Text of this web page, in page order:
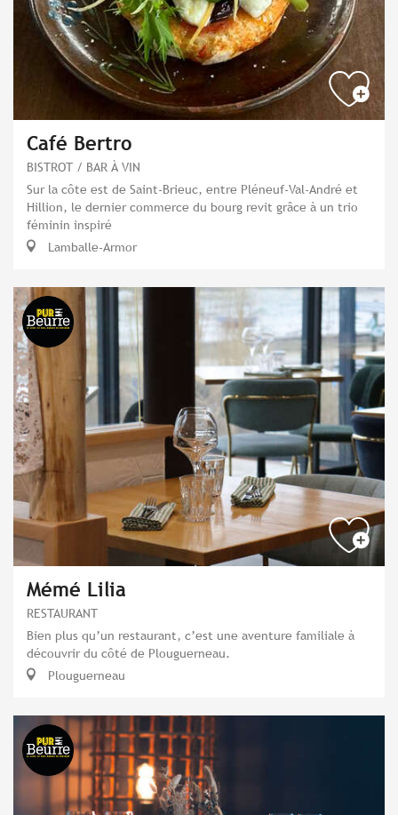
Café Bertro
BISTROT / BAR À VIN
Sur la côte est de Saint-Brieuc, entre Pléneuf-Val-André et
Hillion, le dernier commerce du bourg revit grâce à un trio
féminin inspiré
Lamballe-Armor
Mémé Lilia
RESTAURANT
Bien plus qu’un restaurant, c’est une aventure familiale à
découvrir du côté de Plouguerneau.
Plouguerneau